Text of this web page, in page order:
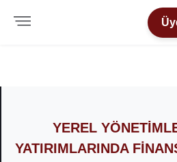
YEREL
YATIRIMLARINDA